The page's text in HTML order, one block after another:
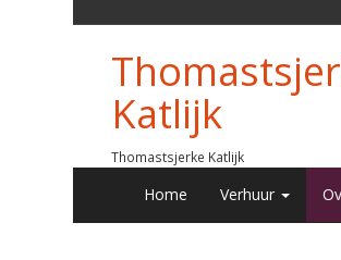
Katlijk
Thomastsjerke Katlijk
Home Verhuur